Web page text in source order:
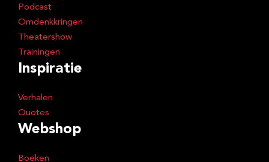
Podcast
Omdenkkringen
Theatershow
Trainingen
Inspiratie
Verhalen
Quotes
Webshop
Boeken